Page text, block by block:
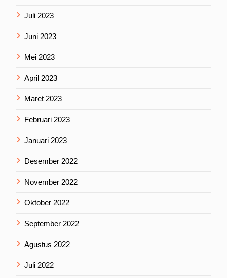
Juli 2023
Juni 2023
Mei 2023
April 2023
Maret 2023
Februari 2023
Januari 2023
Desember 2022
November 2022
Oktober 2022
September 2022
Agustus 2022
Juli 2022